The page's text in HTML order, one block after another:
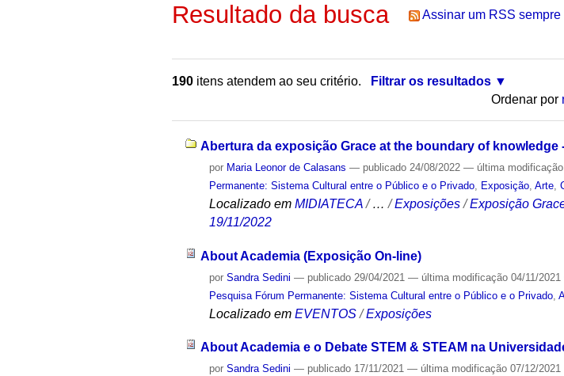
Resultado da busca Assinar um RSS
190 itens atendem ao seu critério.
Filtrar os resultados
Ordenar por
Abertura da exposição Grace at the boundary of knowledge
por Maria Leonor de Calasans — publicado 24/08/2022— última modificação
Permanente: Sistema Cultural entre o Público e o Privado
Exposição ,Arte ,
Localizado em MIDIATECA /…/Exposições /Exposição
19/11/2022
About Academia (Exposição On-line)
porSandra Sedini — publicado 29/04/2021— última modificação 04/11/
Pesquisa Fórum Permanente: Sistema Cultural entre o Público e o Privado ,
Localizado em EVENTOS /Exposições
About Academia e o Debate STEM & STEAM na
porSandra Sedini — publicado 17/11/2021— última modificação 07/12/